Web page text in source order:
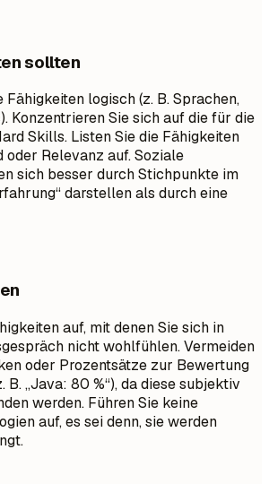
sollten
logisch (z. B. Sprachen,
Konzentrieren Sie sich auf die für die
Skills. Listen Sie die Fähigkeiten
oder Relevanz auf. Soziale
sich besser durch Stichpunkte im
darstellen als durch eine
auf, mit denen Sie sich in
nicht wohlfühlen. Vermeiden
oder Prozentsätze zur Bewertung
B. „Java: 80 %“), da diese subjektiv
werden. Führen Sie keine
auf, es sei denn, sie werden